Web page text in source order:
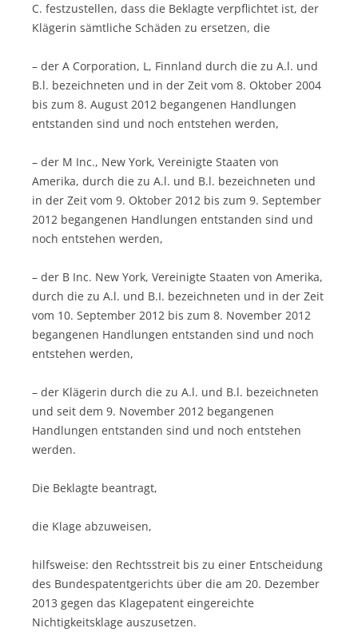
C. festzustellen, dass die Beklagte verpflichtet ist, der
Klägerin sämtliche Schäden zu ersetzen, die
– der A Corporation, L, Finnland durch die zu A.l. und
B.l. bezeichneten und in der Zeit vom 8. Oktober 2004
bis zum 8. August 2012 begangenen Handlungen
entstanden sind und noch entstehen werden,
– der M Inc., New York, Vereinigte Staaten von
Amerika, durch die zu A.l. und B.l. bezeichneten und
in der Zeit vom 9. Oktober 2012 bis zum 9. September
2012 begangenen Handlungen entstanden sind und
noch entstehen werden,
– der B Inc. New York, Vereinigte Staaten von Amerika,
durch die zu A.l. und B.I. bezeichneten und in der Zeit
vom 10. September 2012 bis zum 8. November 2012
begangenen Handlungen entstanden sind und noch
entstehen werden,
– der Klägerin durch die zu A.l. und B.l. bezeichneten
und seit dem 9. November 2012 begangenen
Handlungen entstanden sind und noch entstehen
werden.
Die Beklagte beantragt,
die Klage abzuweisen,
hilfsweise: den Rechtsstreit bis zu einer Entscheidung
des Bundespatentgerichts über die am 20. Dezember
2013 gegen das Klagepatent eingereichte
Nichtigkeitsklage auszusetzen.